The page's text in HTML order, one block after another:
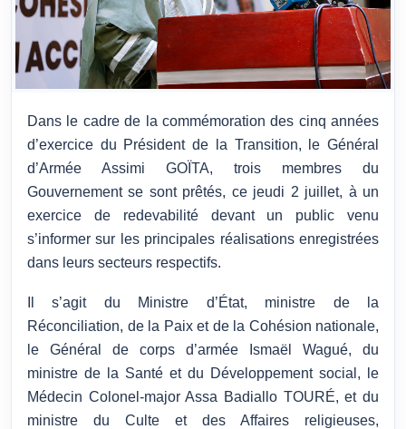
Dans le cadre de la commémoration des cinq années
d’exercice du Président de la Transition, le Général
d’Armée Assimi GOÏTA, trois membres du
Gouvernement se sont prêtés, ce jeudi 2 juillet, à un
exercice de redevabilité devant un public venu
s’informer sur les principales réalisations enregistrées
dans leurs secteurs respectifs.
Il s’agit du Ministre d’État, ministre de la
Réconciliation, de la Paix et de la Cohésion nationale,
le Général de corps d’armée Ismaël Wagué, du
ministre de la Santé et du Développement social, le
Médecin Colonel-major Assa Badiallo TOURÉ, et du
ministre du Culte et des Affaires religieuses,